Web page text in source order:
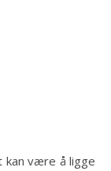
kan være å ligge